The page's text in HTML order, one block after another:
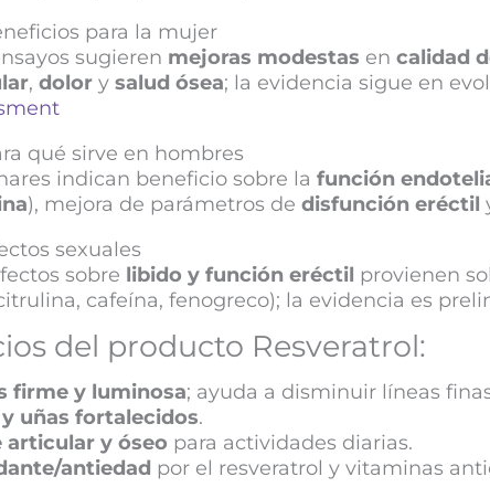
para la mujer
sugieren mejoras modestas encalidad
,dolor ysalud ósea; la evidencia sigue en
qué sirve en hombres
indican beneficio sobre lafunción
), mejora de parámetros dedisfunción eréctil
sexuales
sobre libido y función eréctil provienen
cafeína, fenogreco); la evidencia es
del producto Resveratrol:
firme y luminosa; ayuda a disminuir líneas
uñas fortalecidos.
articular y óseo para actividades diarias.
antiedad por el resveratrol y vitaminas